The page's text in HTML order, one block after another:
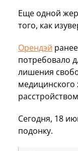
Еще одной
того, как
Орендэй
потребовало
лишения
медицинского
Сегодня, 18
подонку.